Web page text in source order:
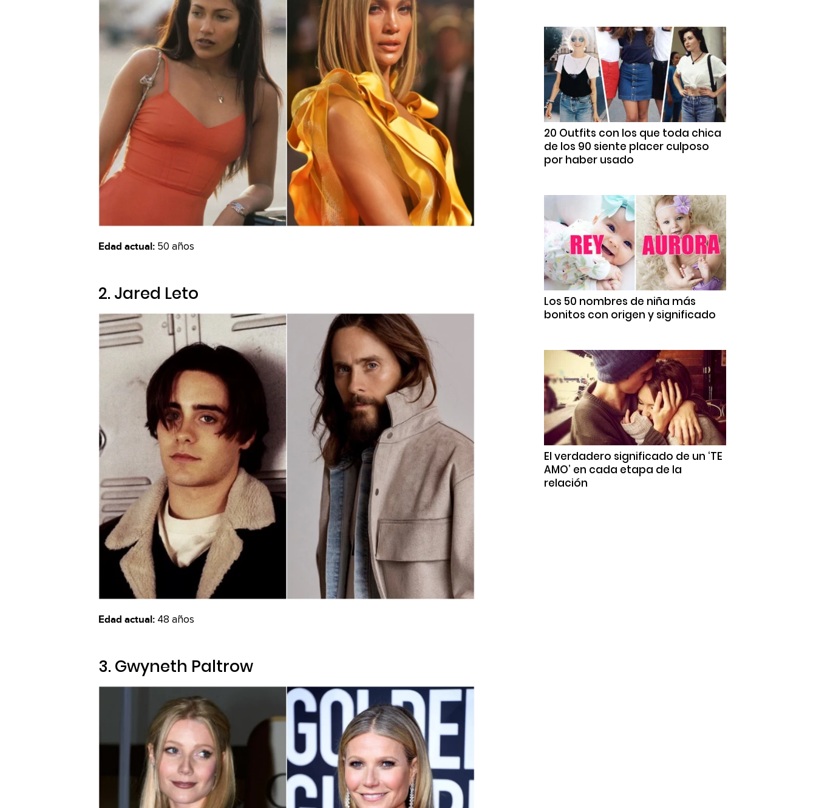
Edad actual: 50 años
2. Jared Leto
Edad actual: 48 años
3. Gwyneth Paltrow
20 Outfits con los que toda chica
de los 90 siente placer culposo
por haber usado
Los 50 nombres de niña más
bonitos con origen y significado
El verdadero significado de un ‘TE
AMO’ en cada etapa de la
relación